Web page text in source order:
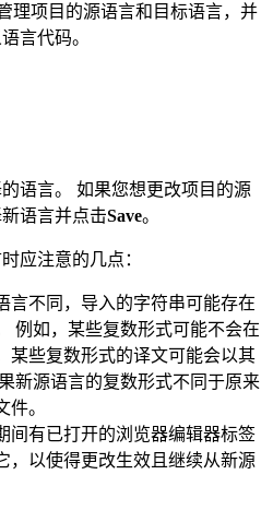
理项目的源语言和目标语言，并
言代码。
语言。 如果您想更改项目的源
语言并点击Save。
应注意的几点：
言不同，导入的字符串可能存在
例如，某些复数形式可能不会在
某些复数形式的译文可能会以其
新源语言的复数形式不同于原来
。
间有已打开的浏览器编辑器标签
，以使得更改生效且继续从新源